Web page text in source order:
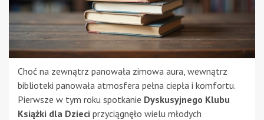
Choć na zewnątrz panowała zimowa aura, wewnątrz
biblioteki panowała atmosfera pełna ciepła i komfortu.
Pierwsze w tym roku spotkanie Dyskusyjnego Klubu
Książki dla Dzieci przyciągnęło wielu młodych